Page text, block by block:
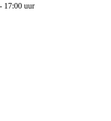
17:00 uur